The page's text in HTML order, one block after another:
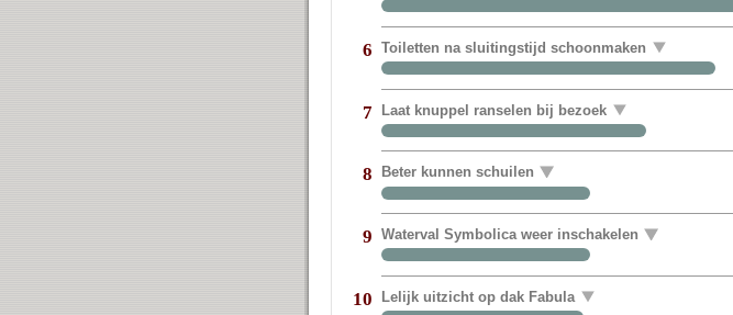
6 Toiletten na sluitingstijd schoonmaken
7 Laat knuppel ranselen bij bezoek
8 Beter kunnen schuilen
9 Waterval Symbolica weer inschakelen
10 Lelijk uitzicht op dak Fabula